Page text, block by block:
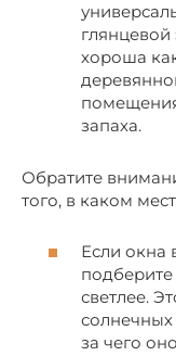
хороша
запаха.
Обратите
того, в каком
Если окна
светлее.
солнечных
за чего